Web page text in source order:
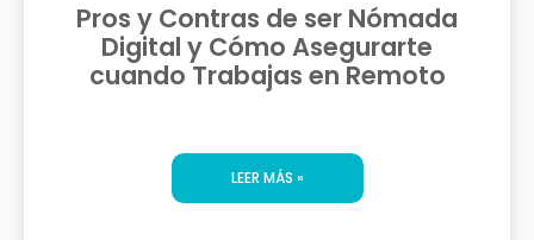
Pros y Contras de ser Nómada
Digital y Cómo Asegurarte
cuando Trabajas en Remoto
LEER MÁS »